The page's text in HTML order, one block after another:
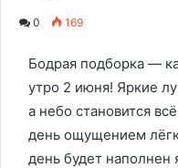
0 169
Бодрая подборка —
утро 2 июня! Яркие
а небо становится
день ощущением
день будет наполнен